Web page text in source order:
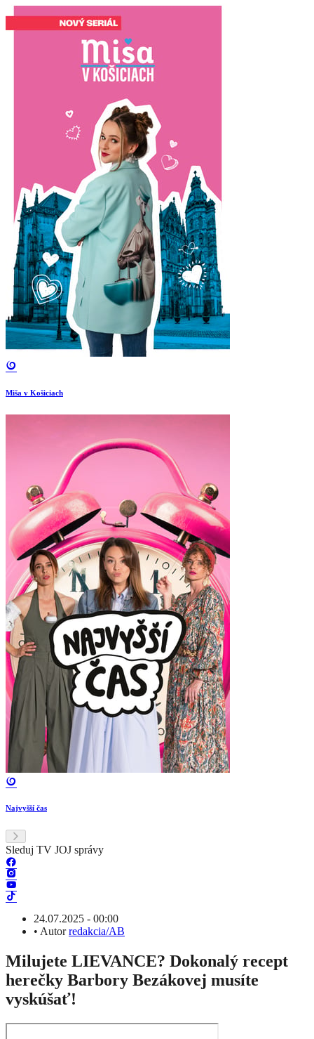
Miša v Košiciach
Najvyšší čas
Sleduj TV JOJ správy
24.07.2025 - 00:00
• Autorredakcia/AB
Milujete LIEVANCE? Dokonalý recept
herečky Barbory Bezákovej musíte
vyskúšať!